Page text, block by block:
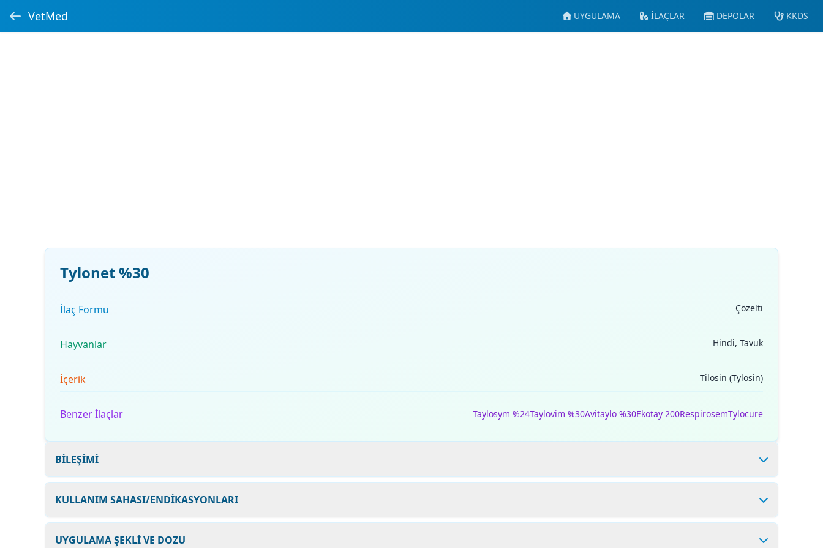
VetMed UYGULAMA İLAÇLAR DEPOLAR KKDS
Tylonet %30
İlaç Formu Çözelti
Hayvanlar Hindi, Tavuk
İçerik Tilosin (Tylosin)
Benzer İlaçlar Taylosym %24Taylovim %30Avitaylo %30Ekotay 200RespirosemTylocure
BİLEŞİMİ
KULLANIM SAHASI/ENDİKASYONLARI
UYGULAMA ŞEKLİ VE DOZU